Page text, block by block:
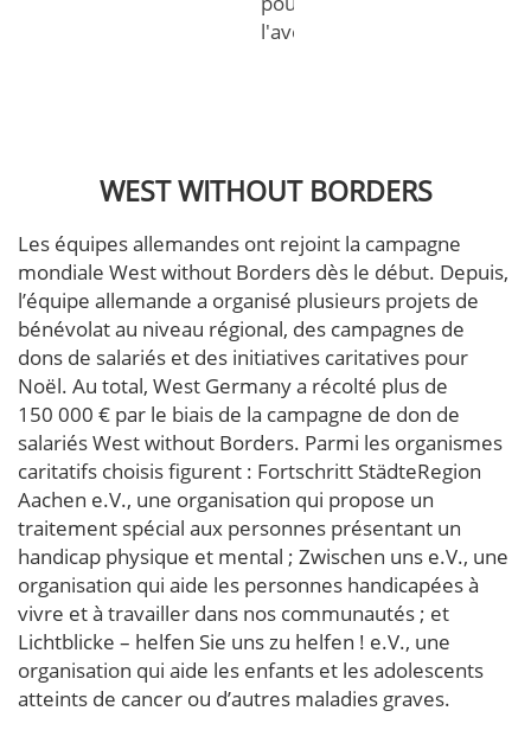
l'avenir.
WEST WITHOUT BORDERS
Les équipes allemandes ont rejoint la campagne
mondiale West without Borders dès le début. Depuis,
l’équipe allemande a organisé plusieurs projets de
bénévolat au niveau régional, des campagnes de
dons de salariés et des initiatives caritatives pour
Noël. Au total, West Germany a récolté plus de
150 000 € par le biais de la campagne de don de
salariés West without Borders. Parmi les organismes
caritatifs choisis figurent : Fortschritt StädteRegion
Aachen e.V., une organisation qui propose un
traitement spécial aux personnes présentant un
handicap physique et mental ; Zwischen uns e.V., une
organisation qui aide les personnes handicapées à
vivre et à travailler dans nos communautés ; et
Lichtblicke – helfen Sie uns zu helfen ! e.V., une
organisation qui aide les enfants et les adolescents
atteints de cancer ou d’autres maladies graves.